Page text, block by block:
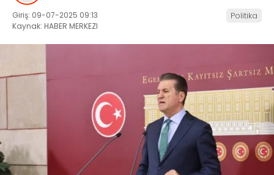
Giriş: 09-07-2025 09:13
Kaynak: HABER MERKEZI
Politika